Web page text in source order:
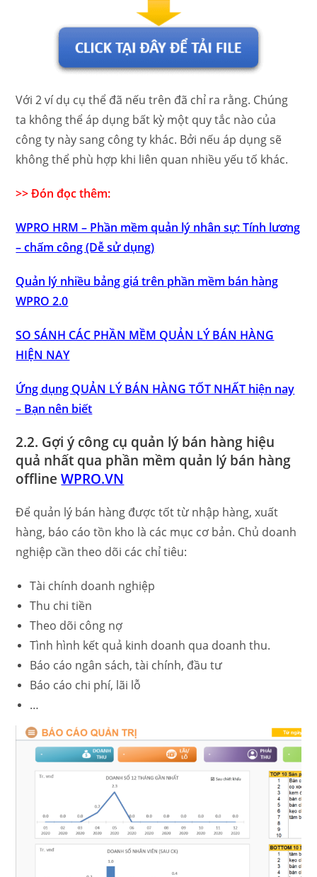
Với 2 ví dụ cụ thể đã nếu trên đã chỉ ra rằng. Chúng
ta không thể áp dụng bất kỳ một quy tắc nào của
công ty này sang công ty khác. Bởi nếu áp dụng sẽ
không thể phù hợp khi liên quan nhiều yếu tố khác.
>> Đón đọc thêm:
WPRO HRM – Phần mềm quản lý nhân sự: Tính lương
– chấm công (Dễ sử dụng)
Quản lý nhiều bảng giá trên phần mềm bán hàng
WPRO 2.0
SO SÁNH CÁC PHẦN MỀM QUẢN LÝ BÁN HÀNG
HIỆN NAY
Ứng dụng QUẢN LÝ BÁN HÀNG TỐT NHẤT hiện nay
– Bạn nên biết
2.2. Gợi ý công cụ quản lý bán hàng hiệu
quả nhất qua phần mềm quản lý bán hàng
offline WPRO.VN
Để quản lý bán hàng được tốt từ nhập hàng, xuất
hàng, báo cáo tồn kho là các mục cơ bản. Chủ doanh
nghiệp cần theo dõi các chỉ tiêu:
Tài chính doanh nghiệp
Thu chi tiền
Theo dõi công nợ
Tình hình kết quả kinh doanh qua doanh thu.
Báo cáo ngân sách, tài chính, đầu tư
Báo cáo chi phí, lãi lỗ
…